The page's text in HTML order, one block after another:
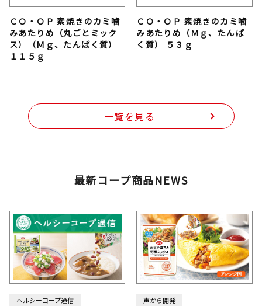
ＣＯ・ＯＰ 素焼きのカミ噛
みあたりめ（丸ごとミック
ス）（Ｍｇ、たんぱく質）
１１５ｇ
ＣＯ・ＯＰ 素焼きのカミ噛
みあたりめ（Ｍｇ、たんぱ
く質） ５３ｇ
一覧を見る
最新コープ商品NEWS
ヘルシーコープ通信 声から開発